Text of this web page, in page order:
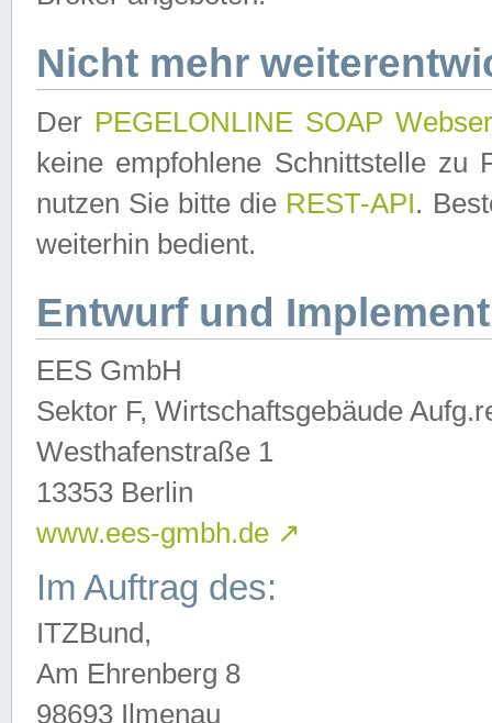
Nicht mehr
Der PEGELONLINE SOAP
keine empfohlene Schnittstelle zu
nutzen Sie bitte die REST-API.
weiterhin bedient.
Entwurf und
EES GmbH
Sektor F, Wirtschaftsgebäude
Westhafenstraße 1
13353 Berlin
www.ees-gmbh.de ↗
Im Auftrag des:
ITZBund,
Am Ehrenberg 8
98693 Ilmenau